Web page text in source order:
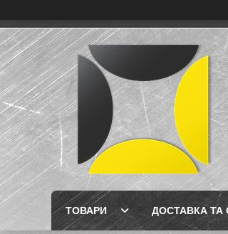
ТОВАРИ ДОСТАВКА ТА